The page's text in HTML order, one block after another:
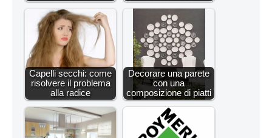
Capelli secchi: come
risolvere il problema
alla radice
Decorare una parete
con una
composizione di piatti